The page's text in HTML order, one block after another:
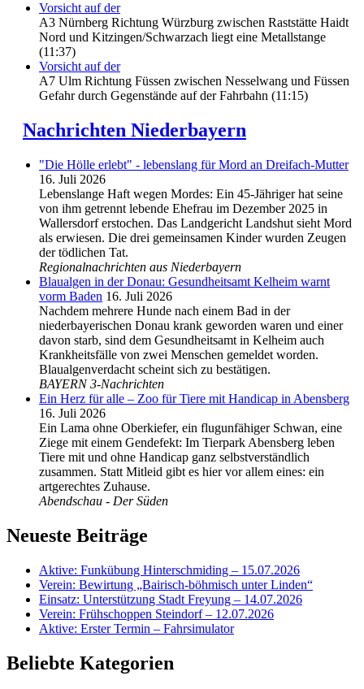
Vorsicht auf der
A3 Nürnberg Richtung Würzburg zwischen Raststätte Haidt
Nord und Kitzingen/Schwarzach liegt eine Metallstange
(11:37)
Vorsicht auf der
A7 Ulm Richtung Füssen zwischen Nesselwang und Füssen
Gefahr durch Gegenstände auf der Fahrbahn (11:15)
Nachrichten Niederbayern
"Die Hölle erlebt" - lebenslang für Mord an Dreifach-Mutter
16. Juli 2026
Lebenslange Haft wegen Mordes: Ein 45-Jähriger hat seine
von ihm getrennt lebende Ehefrau im Dezember 2025 in
Wallersdorf erstochen. Das Landgericht Landshut sieht Mord
als erwiesen. Die drei gemeinsamen Kinder wurden Zeugen
der tödlichen Tat.
Regionalnachrichten aus Niederbayern
Blaualgen in der Donau: Gesundheitsamt Kelheim warnt
vorm Baden 16. Juli 2026
Nachdem mehrere Hunde nach einem Bad in der
niederbayerischen Donau krank geworden waren und einer
davon starb, sind dem Gesundheitsamt in Kelheim auch
Krankheitsfälle von zwei Menschen gemeldet worden.
Blaualgenverdacht scheint sich zu bestätigen.
BAYERN 3-Nachrichten
Ein Herz für alle – Zoo für Tiere mit Handicap in Abensberg
16. Juli 2026
Ein Lama ohne Oberkiefer, ein flugunfähiger Schwan, eine
Ziege mit einem Gendefekt: Im Tierpark Abensberg leben
Tiere mit und ohne Handicap ganz selbstverständlich
zusammen. Statt Mitleid gibt es hier vor allem eines: ein
artgerechtes Zuhause.
Abendschau - Der Süden
Neueste Beiträge
Aktive: Funkübung Hinterschmiding – 15.07.2026
Verein: Bewirtung „Bairisch-böhmisch unter Linden“
Einsatz: Unterstützung Stadt Freyung – 14.07.2026
Verein: Frühschoppen Steindorf – 12.07.2026
Aktive: Erster Termin – Fahrsimulator
Beliebte Kategorien